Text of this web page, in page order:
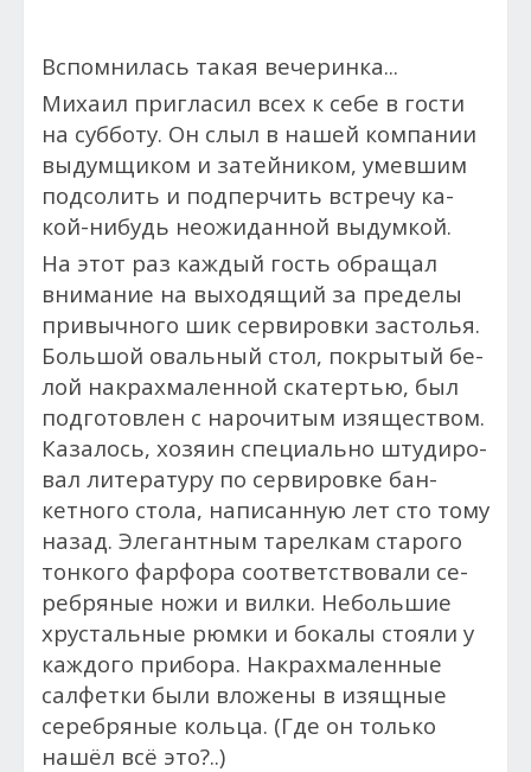
Вспомнилась такая вечеринка...
Ми­ха­ил приг­ла­сил всех к себе в гости
на суб­бо­ту. Он слыл в нашей ком­па­нии
вы­дум­щи­ком и за­тей­ни­ком, умев­шим
под­со­лить и под­перчить встре­чу ка­
кой-ни­будь не­ожи­дан­ной вы­дум­кой.
На этот раз каж­дый гость об­ра­щал
вни­мание на вы­ходя­щий за пре­делы
при­выч­но­го шик сер­ви­ров­ки застолья.
Боль­шой оваль­ный стол, пок­ры­тый бе­
лой нак­рахма­лен­ной скатертью, был
под­го­тов­лен с на­рочи­тым изя­щес­твом.
Ка­залось, хо­зя­ин спе­ци­аль­но штудиро­
вал литературу по сер­ви­ров­ке бан­
кетно­го сто­ла, на­писан­ную лет сто то­му
на­зад. Эле­ган­тным та­рел­кам ста­рого
тон­ко­го фар­фо­ра со­от­ветс­тво­вали се­
реб­ря­ные но­жи и вилки. Не­боль­шие
хрус­таль­ные рюм­ки и бокалы сто­яли у
каж­до­го при­бора. Накрахмаленные
сал­фетки бы­ли вло­жены в изящ­ные
серебряные коль­ца. (Где он только
нашёл всё это?..)